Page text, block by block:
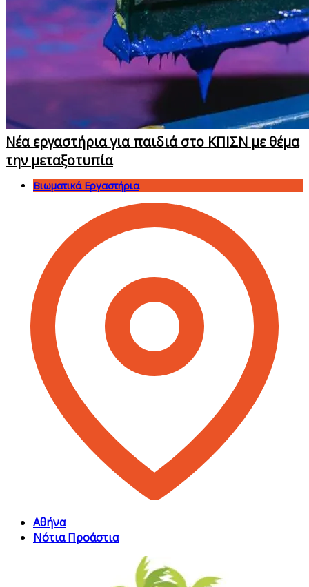
Νέα εργαστήρια για παιδιά στο ΚΠΙΣΝ με θέμα
την μεταξοτυπία
Βιωματικά Εργαστήρια
Αθήνα
Νότια Προάστια